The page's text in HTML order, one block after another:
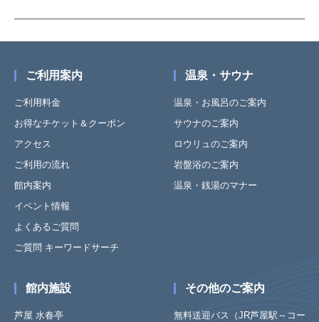
ご利用案内
ご利用料金
お得なチケット＆クーポン
アクセス
ご利用の流れ
館内案内
イベント情報
よくあるご質問
ご質問 キーワードサーチ
温泉・サウナ
温泉・お風呂のご案内
サウナのご案内
ロウリュのご案内
岩盤浴のご案内
温泉・銭湯のマナー
館内施設
芦屋 水春亭
その他のご案内
無料送迎バス（JR芦屋駅～コー